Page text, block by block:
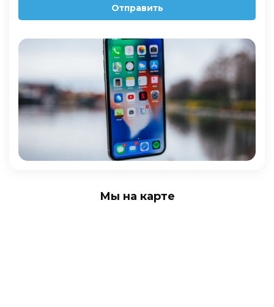
Отправить
Мы на карте